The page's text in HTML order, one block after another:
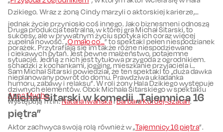
Dzikiego. Wraz z żoną Cindy marzyli o aktorskiej karierze,
jednak życie przyniosło coś innego. Jako biznesmeni odnoszą
sukcesy, ale w prywatnym życiu spotyka ich coraz więcej
porażek. Przytrafiają się im także różne niespodziewane
sytuacje. Jedną z nich jest tytułowa przygoda z ogrodnikiem.
Sam Michał Sitarski powiedział, że ten spektakl to „duża dawka
humoru, zabawy i relaksu”. W roli żony Hala Dzikiego występuje
Anna Mucha.
Druga produkcja teatralna, w której gra Michał Sitarski, to
zupełna nowość. „O mało co…” to spektakl pełen niespodzianek
i ciekawych pytań. Jest pewne małżeństwo, potajemne
schadzki z kochankami, jogging, mieszkanie przyjaciela i
nieplanowany powrót do domu. Prawdziwa układanka
dziwnych elementów. Obok Michała Sitarskiego w spektaklu
występują m.in.Natalia IwańskaiBarbara Kurdej-Szatan.
Michał Sitarski w komedii „Tajemnica 16
piętra”
Aktor zachwyca swoją rolą również w „Tajemnicy 16 piętra”.